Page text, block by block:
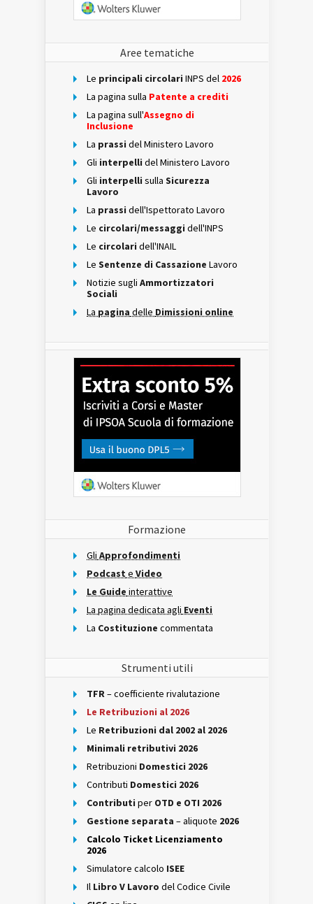
Aree tematiche
Le principali circolari INPS del 2026
La pagina sulla Patente a crediti
La pagina sull'Assegno di
Inclusione
La prassi del Ministero Lavoro
Gli interpelli del Ministero Lavoro
Gli interpelli sulla Sicurezza
Lavoro
La prassi dell'Ispettorato Lavoro
Le circolari/messaggi dell'INPS
Le circolari dell'INAIL
Le Sentenze di Cassazione Lavoro
Notizie sugli Ammortizzatori
Sociali
La pagina delle Dimissioni online
Formazione
Gli Approfondimenti
Podcast e Video
Le Guide interattive
La pagina dedicata agli Eventi
La Costituzione commentata
Strumenti utili
TFR– coefficiente rivalutazione
Le Retribuzioni al 2026
Le Retribuzioni dal 2002 al 2026
Minimali retributivi 2026
Retribuzioni Domestici 2026
Contributi Domestici 2026
Contributi per OTD e OTI 2026
Gestione separata – aliquote 2026
Calcolo Ticket Licenziamento
2026
Simulatore calcolo ISEE
Il Libro V Lavoro del Codice Civile